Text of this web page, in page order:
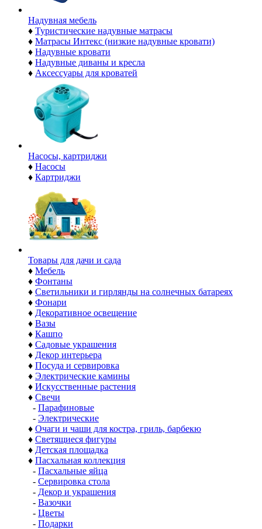
Надувная мебель
♦ Туристические надувные матрасы
♦ Матрасы Интекс (низкие надувные кровати)
♦ Надувные кровати
♦ Надувные диваны и кресла
♦ Аксессуары для кроватей
Насосы, картриджи
♦ Насосы
♦ Картриджи
Товары для дачи и сада
♦ Мебель
♦ Фонтаны
♦ Светильники и гирлянды на солнечных батареях
♦ Фонари
♦ Декоративное освещение
♦ Вазы
♦ Кашпо
♦ Садовые украшения
♦ Декор интерьера
♦ Посуда и сервировка
♦ Электрические камины
♦ Искусственные растения
♦ Свечи
- Парафиновые
- Электрические
♦ Очаги и чаши для костра, гриль, барбекю
♦ Светящиеся фигуры
♦ Детская площадка
♦ Пасхальная коллекция
- Пасхальные яйца
- Сервировка стола
- Декор и украшения
- Вазочки
- Цветы
- Подарки